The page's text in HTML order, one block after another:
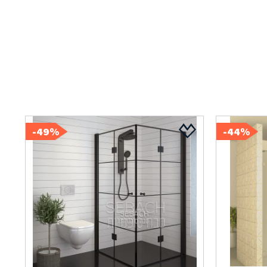
44%-
49%-